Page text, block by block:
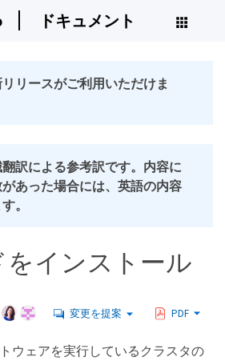
ドキュメント
リースがご利用いただけま
訳による参考訳です。内容に
あった場合には、英語の内容
。
をインストール
変更を提案 PDF
ウェアを実行しているクラスタの